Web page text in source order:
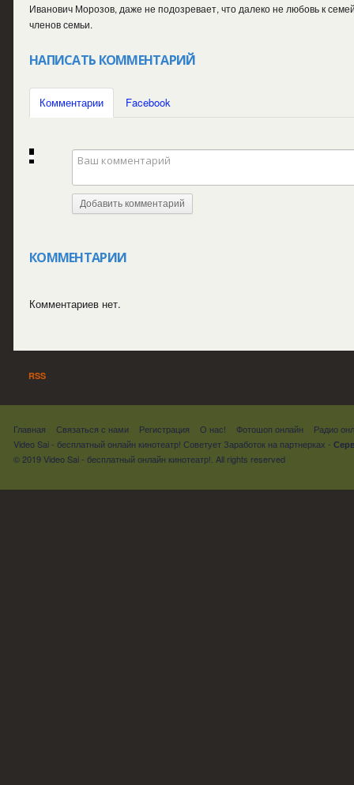
Иванович Морозов, даже не подозревает, что далеко не любовь к
членов семьи.
НАПИСАТЬ КОММЕНТАРИЙ
Комментарии Facebook
Добавить комментарий
КОММЕНТАРИИ
Комментариев нет.
RSS
Главная Связаться с нами Регистрация О нас! Фотошоп онлайн
Радио
Video Sai - бесплатный онлайн кинотеатр! Советует Заработок на партнерках -
© 2019 Video Sai - бесплатный онлайн кинотеатр!. All rights reserved